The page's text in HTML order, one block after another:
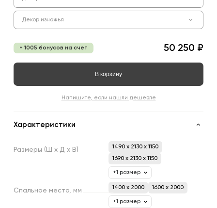
Декор изножья
+ 1005 бонусов на счет 50 250 ₽
В корзину
Напишите, если нашли дешевле
Характеристики
Размеры (Ш х Д х В)
1490 x 2130 x 1150
1690 x 2130 x 1150
+1 размер
Спальное место, мм 1400 х 2000 1600 х 2000
+1 размер